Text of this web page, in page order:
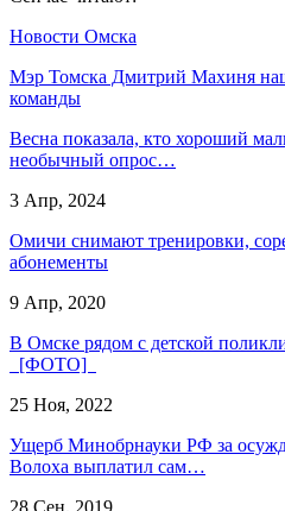
Новости Омска
Мэр Томска Дмитрий Махиня
команды
Весна показала, кто хороший
необычный опрос…
3 Апр, 2024
Омичи снимают тренировки,
абонементы
9 Апр, 2020
В Омске рядом с детской
[ФОТО]
25 Ноя, 2022
Ущерб Минобрнауки РФ за
Волоха выплатил сам…
28 Сен, 2019